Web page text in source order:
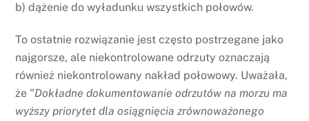
b) dążenie do wyładunku wszystkich połowów.
To ostatnie rozwiązanie jest często postrzegane jako
najgorsze, ale niekontrolowane odrzuty oznaczają
również niekontrolowany nakład połowowy. Uważała,
że "Dokładne dokumentowanie odrzutów na morzu ma
wyższy priorytet dla osiągnięcia zrównoważonego